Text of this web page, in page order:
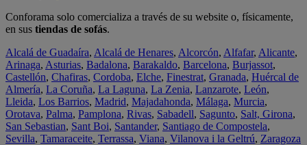
Conforama solo comercializa a través de su website o, físicamente,
en sus tiendas de sofás.
Alcalá de Guadaíra, Alcalá de Henares, Alcorcón, Alfafar, Alicante,
Arinaga, Asturias, Badalona, Barakaldo, Barcelona, Burjassot,
Castellón, Chafiras, Cordoba, Elche, Finestrat, Granada, Huércal de
Almería, La Coruña, La Laguna, La Zenia, Lanzarote, León,
Lleida, Los Barrios, Madrid, Majadahonda, Málaga, Murcia,
Orotava, Palma, Pamplona, Rivas, Sabadell, Sagunto, Salt, Girona,
San Sebastian, Sant Boi, Santander, Santiago de Compostela,
Sevilla, Tamaraceite, Terrassa, Viana, Vilanova i la Geltrú, Zaragoza